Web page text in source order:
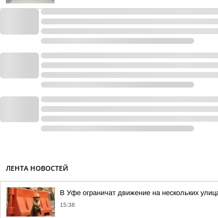
ЛЕНТА НОВОСТЕЙ
В Уфе ограничат движение на нескольких
15:38